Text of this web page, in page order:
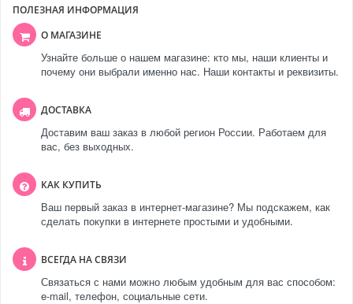
ПОЛЕЗНАЯ ИНФОРМАЦИЯ
О МАГАЗИНЕ
Узнайте больше о нашем магазине: кто мы, наши клиенты и
почему они выбрали именно нас. Наши контакты и реквизиты.
ДОСТАВКА
Доставим ваш заказ в любой регион России. Работаем для
вас, без выходных.
КАК КУПИТЬ
Ваш первый заказ в интернет-магазине? Мы подскажем, как
сделать покупки в интернете простыми и удобными.
ВСЕГДА НА СВЯЗИ
Связаться с нами можно любым удобным для вас способом:
e-mail, телефон, социальные сети.